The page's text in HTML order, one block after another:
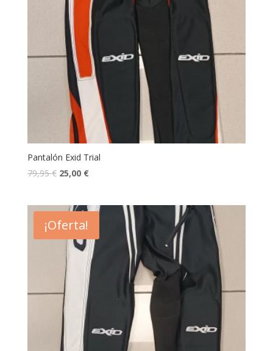
Pantalón Exid Trial
79,95€ 25,00 €
¡Oferta!